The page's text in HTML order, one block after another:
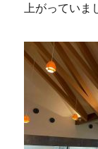
上がっていま